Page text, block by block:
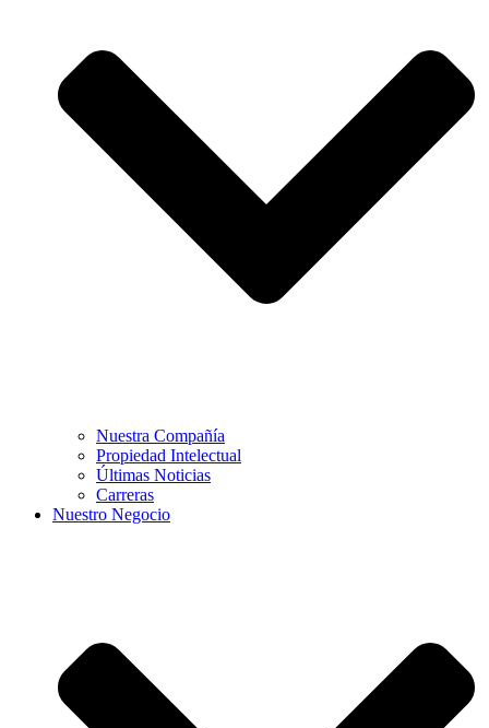
Nuestra Compañía
Propiedad Intelectual
Últimas Noticias
Carreras
Nuestro Negocio